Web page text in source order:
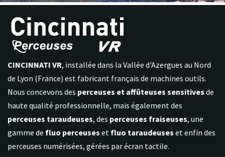
CINCINNATI VR, installée dans la Vallée d'Azergues au Nord
de Lyon (France) est fabricant français de machines outils.
Nous concevons des perceuses et affûteuses sensitives de
haute qualité professionnelle, mais également des
perceuses taraudeuses, des perceuses fraiseuses, une
gamme de fluo perceuses et fluo taraudeuses et enfin des
perceuses numérisées, gérées par écran tactile.